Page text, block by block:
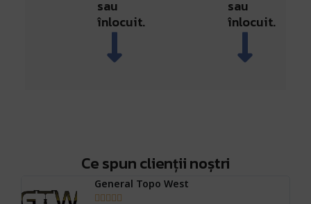
sau
înlocuit.
sau
înlocuit.
Ce spun clienții noștri
General Topo West
    